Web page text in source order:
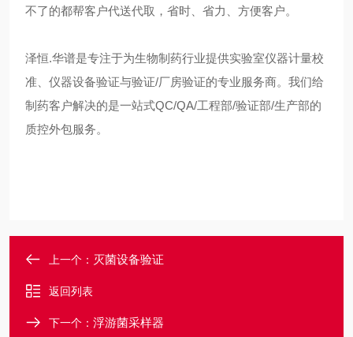
不了的都帮客户代送代取，省时、省力、方便客户。
泽恒.华谱是专注于为生物制药行业提供实验室仪器计量校
准、仪器设备验证与验证/厂房验证的专业服务商。我们给
制药客户解决的是一站式QC/QA/工程部/验证部/生产部的
质控外包服务。
上一个： 灭菌设备验证
返回列表
下一个： 浮游菌采样器